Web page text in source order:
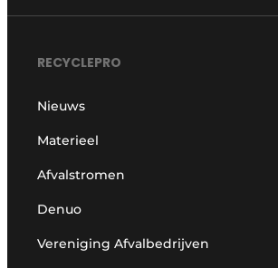
RECYCLEPRO
Nieuws
Materieel
Afvalstromen
Denuo
Vereniging Afvalbedrijven